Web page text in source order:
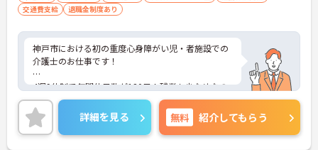
交通費支給
退職金制度あり
神戸市における初の重度心身障がい児・者施設での
介護士のお仕事です！
4週9休制で年間休日数が120日！残業も少なめなの
でプライベートも大切にしながら働けます！
ご興味ある方には、面接のポイントなど、さらに詳
細をお話致しますのでお気軽にご相談ください。
詳細を見る 無料 紹介してもらう